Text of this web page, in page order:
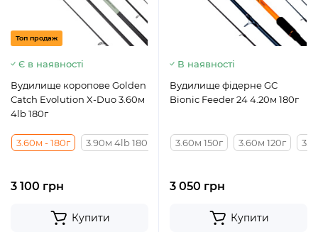
Топ продаж
Є в наявності
Вудилище коропове Golden
Catch Evolution X-Duo 3.60м
4lb 180г
3.60м - 180г 3.90м 4lb 180г 4.20м 4lb 180г
3 100 грн
Купити
В наявності
Вудилище фідерне GC
Bionic Feeder 24 4.20м 180г
3.60м 150г 3.60м 120г
3 050 грн
Купити